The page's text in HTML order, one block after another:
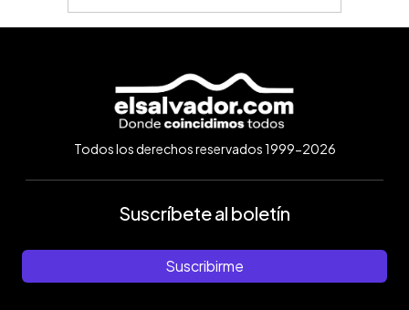
Todos los derechos reservados 1999-2026
Suscríbete al boletín
Suscribirme